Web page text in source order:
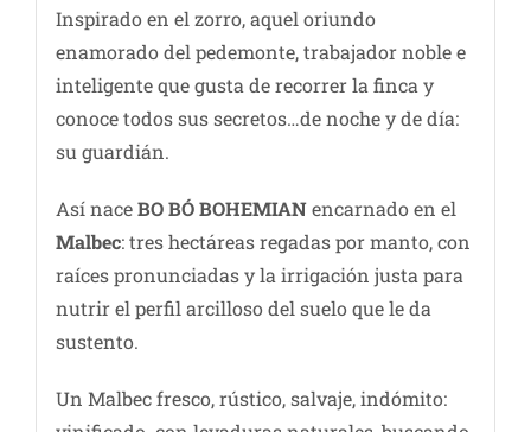
Inspirado en el zorro, aquel oriundo
enamorado del pedemonte, trabajador noble e
inteligente que gusta de recorrer la finca y
conoce todos sus secretos…de noche y de día:
su guardián.
Así naceBO BÓ BOHEMIANencarnado en el
Malbec: tres hectáreas regadas por manto, con
raíces pronunciadas y la irrigación justa para
nutrir el perfil arcilloso del suelo que le da
sustento.
Un Malbec fresco, rústico, salvaje, indómito: